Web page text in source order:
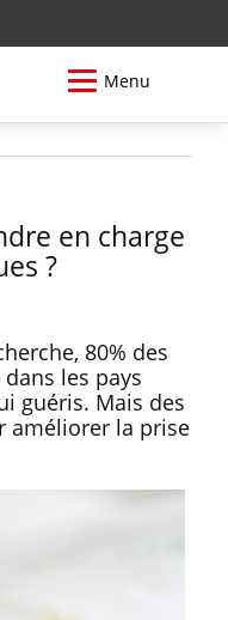
Menu
en charge
?
80% des
les pays
guéris. Mais des
améliorer la prise